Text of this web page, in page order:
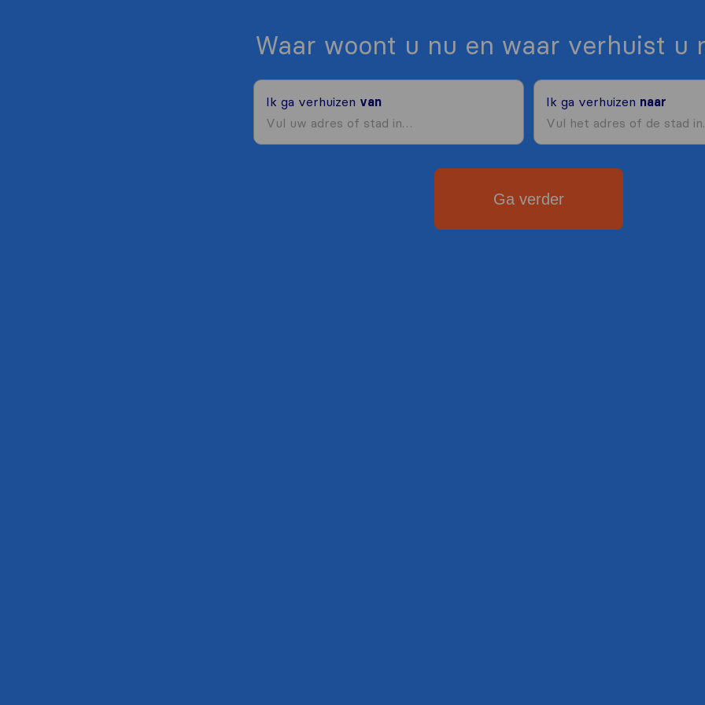
Waar woont u nu en waar verhuist u
Ik ga verhuizen van Ik ga verhuizen naar
Ga verder